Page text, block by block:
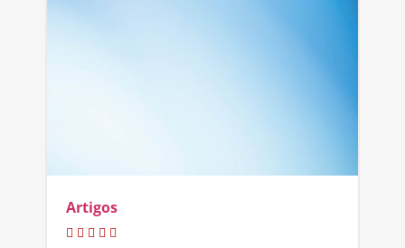
Artigos